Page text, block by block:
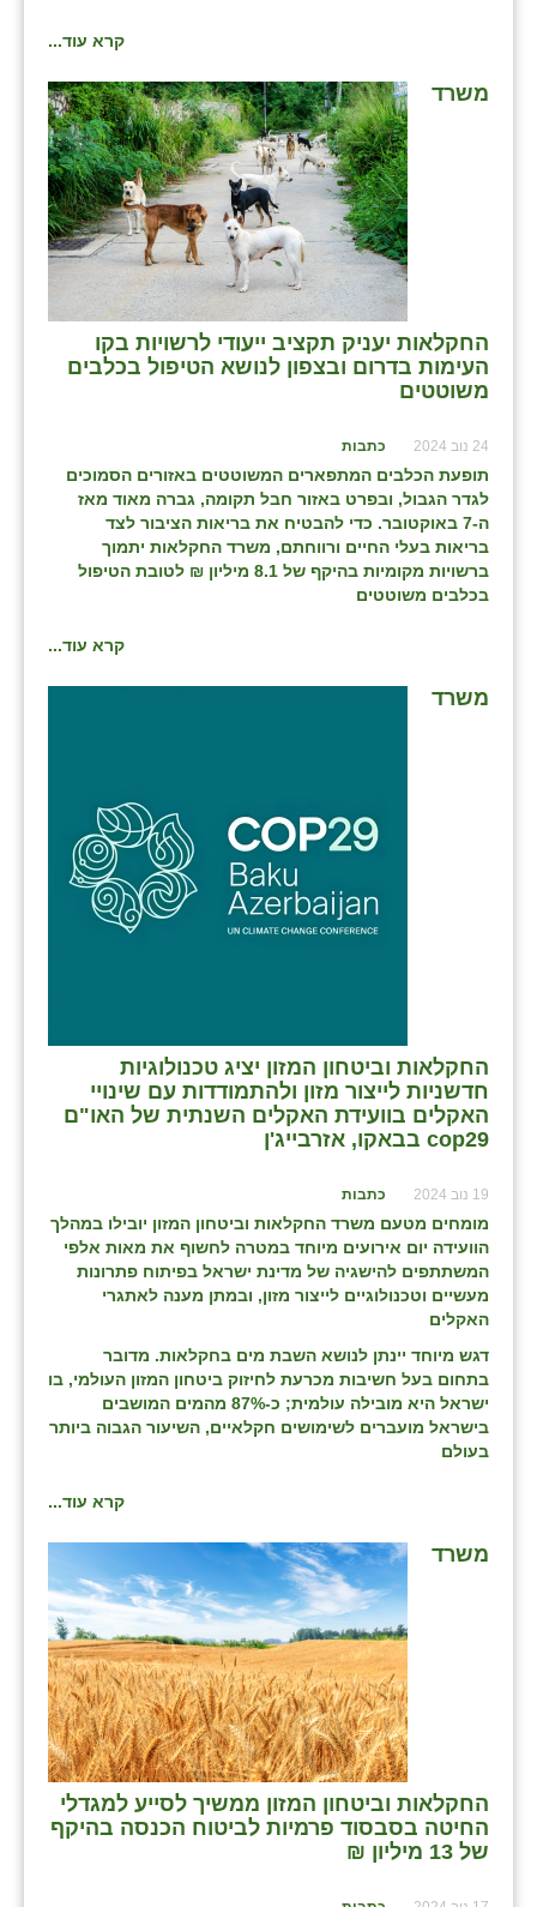
קרא עוד...
משרד
החקלאות יעניק תקציב ייעודי לרשויות בקו
העימות בדרום ובצפון לנושא הטיפול בכלבים
משוטטים
24 נוב 2024 כתבות
תופעת הכלבים המתפארים המשוטטים באזורים הסמוכים
לגדר הגבול, ובפרט באזור חבל תקומה, גברה מאוד מאז
ה-7 באוקטובר. כדי להבטיח את בריאות הציבור לצד
בריאות בעלי החיים ורווחתם, משרד החקלאות יתמוך
ברשויות מקומיות בהיקף של 8.1 מיליון ₪ לטובת הטיפול
בכלבים משוטטים
קרא עוד...
משרד
החקלאות וביטחון המזון יציג טכנולוגיות
חדשניות לייצור מזון ולהתמודדות עם שינויי
האקלים בוועידת האקלים השנתית של האו"ם
cop29 בבאקו, אזרבייג'ן
19 נוב 2024 כתבות
מומחים מטעם משרד החקלאות וביטחון המזון יובילו במהלך
הוועידה יום אירועים מיוחד במטרה לחשוף את מאות אלפי
המשתתפים להישגיה של מדינת ישראל בפיתוח פתרונות
מעשיים וטכנולוגיים לייצור מזון, ובמתן מענה לאתגרי
האקלים
דגש מיוחד יינתן לנושא השבת מים בחקלאות. מדובר
בתחום בעל חשיבות מכרעת לחיזוק ביטחון המזון העולמי, בו
ישראל היא מובילה עולמית; כ-87% מהמים המושבים
בישראל מועברים לשימושים חקלאיים, השיעור הגבוה ביותר
בעולם
קרא עוד...
משרד
החקלאות וביטחון המזון ממשיך לסייע למגדלי
החיטה בסבסוד פרמיות לביטוח הכנסה בהיקף
של 13 מיליון ₪
שדה ורבורג
בוסתן הגליל